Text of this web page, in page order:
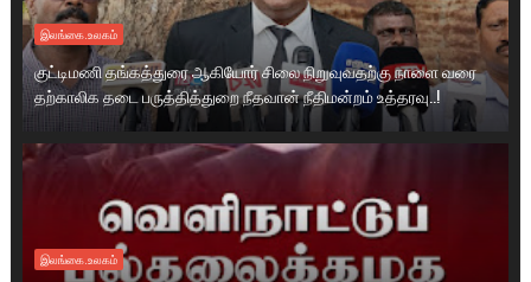
இலங்கை.உலகம்
குட்டிமணி தங்கத்துரை ஆகியோர் சிலை நிறுவுவதற்கு நாளை வரை
தற்காலிக தடை பருத்தித்துறை நீதவான் நீதிமன்றம் உத்தரவு..!
இலங்கை.உலகம்